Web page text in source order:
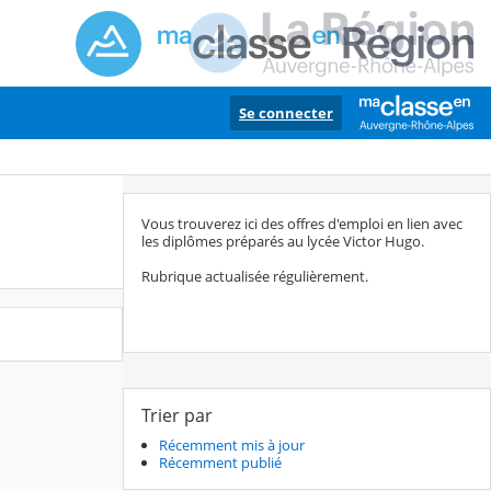
Se connecter
Vous trouverez ici des offres d'emploi en lien avec
les diplômes préparés au lycée Victor Hugo.
Rubrique actualisée régulièrement.
Trier par
Récemment mis à jour
Récemment publié